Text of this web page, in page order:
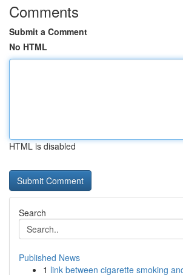
Comments
Submit a Comment
No HTML
HTML is disabled
Search
Published News
1 link between cigarette smoking